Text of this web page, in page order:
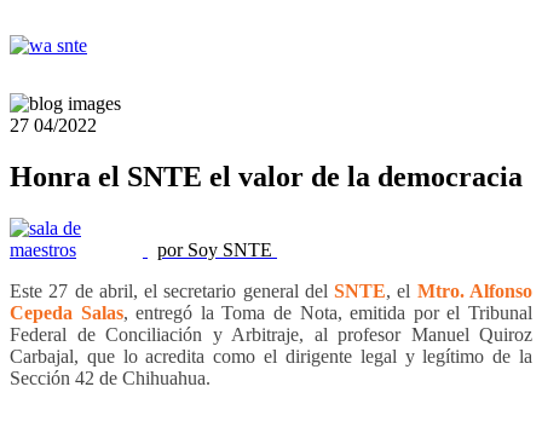
27 04/2022
Honra el SNTE el valor de la democracia
por Soy SNTE
Este 27 de abril, el secretario general delSNTE, el Mtro. Alfonso
Cepeda Salas, entregó la Toma de Nota, emitida por el Tribunal
Federal de Conciliación y Arbitraje, al profesor Manuel Quiroz
Carbajal, que lo acredita como el dirigente legal y legítimo de la
Sección 42 de Chihuahua.